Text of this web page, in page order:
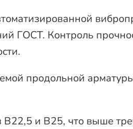
ГОСТ. Контроль
продольной
и В25, что выше